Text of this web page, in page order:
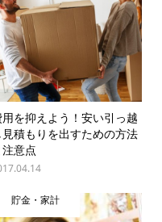
用を抑えよう！安い引っ越
見積もりを出すための方法
注意点
貯金・家計